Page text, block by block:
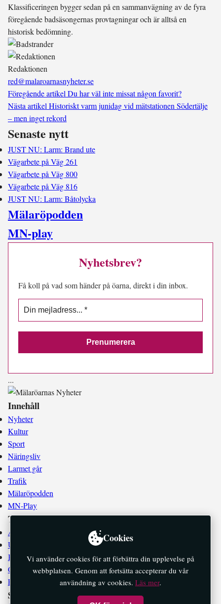
Klassificeringen bygger sedan på en sammanvägning av de fyra
föregående badsäsongernas provtagningar och är alltså en
historisk bedömning.
Redaktionen
red@malaroarnasnyheter.se
Föregående artikel Du har väl inte missat någon favorit?
Nästa artikel Historiskt varm junidag vid mätstationen Södertälje
– men inget rekord
Senaste nytt
JUST NU: Larm: Brand ute
Vägarbete på Väg 261
Vägarbete på Väg 800
Vägarbete på Väg 816
JUST NU: Larm: Båtolycka
Mälaröpodden
MN-play
Nyhetsbrev?
Få koll på vad som händer på öarna, direkt i din inbox.
...
Innehåll
Nyheter
Kultur
Sport
Näringsliv
Larmet går
Trafik
Mälaröpodden
MN-Play
Tidningen
Annonsera
Utgivningsplan
Kontakta oss
Om oss
E-tidningar
Socialt
Cookies
Vi använder cookies för att förbättra din upplevelse på
webbplatsen. Genom att fortsätta accepterar du vår
användning av cookies. Läs mer.